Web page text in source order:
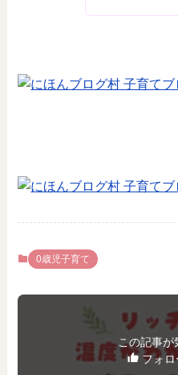
0歳児子育て
この記事が
フォロ